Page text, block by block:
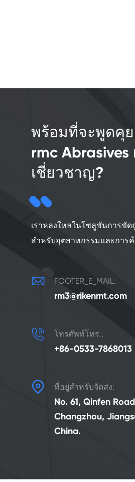
พร้อมที่จะพูดคุ
rmc Abrasives
เชี่ยวชาญ?
เราหลงใหลในโซลูชันการขั
สำหรับอุตสาหกรรมและการ
 FOOTER_E_MAIL:
rm3@rikenmt.com
 โทรศัพท์โทร.:
+86-0533-7868013
 ที่อยู่สำหรับจัดส่ง:
No. 61, Qinfen
Changzhou,
China.